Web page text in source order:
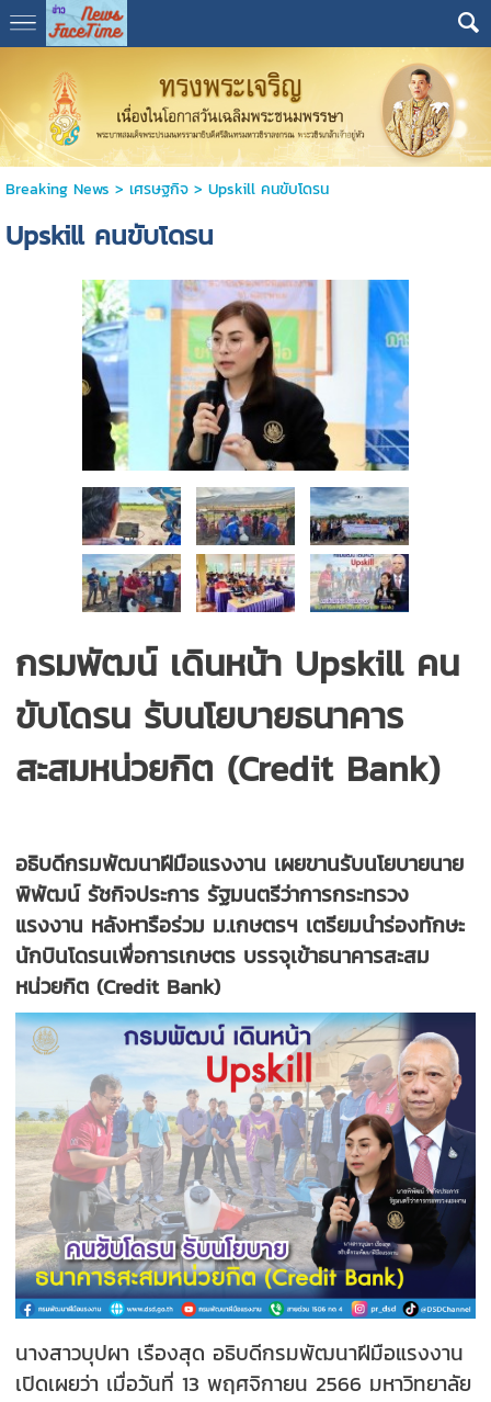
Breaking News > เศรษฐกิจ> Upskill คนขับโดรน
Upskill คนขับโดรน
กรมพัฒน์ เดินหน้า Upskill คน
ขับโดรน รับนโยบายธนาคาร
สะสมหน่วยกิต (Credit Bank)
อธิบดีกรมพัฒนาฝีมือแรงงาน เผยขานรับนโยบายนาย
พิพัฒน์ รัชกิจประการ รัฐมนตรีว่าการกระทรวง
แรงงาน หลังหารือร่วม ม.เกษตรฯ เตรียมนำร่องทักษะ
นักบินโดรนเพื่อการเกษตร บรรจุเข้าธนาคารสะสม
หน่วยกิต (Credit Bank)
นางสาวบุปผา เรืองสุด อธิบดีกรมพัฒนาฝีมือแรงงาน
เปิดเผยว่า เมื่อวันที่ 13 พฤศจิกายน 2566 มหาวิทยาลัย